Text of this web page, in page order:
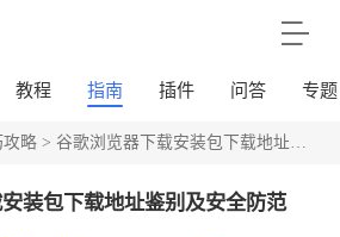
教程 指南 插件 问答 专题
攻略> 谷歌浏览器下载安装包下载地址鉴别及安全防范
装包下载地址鉴别及安全防范